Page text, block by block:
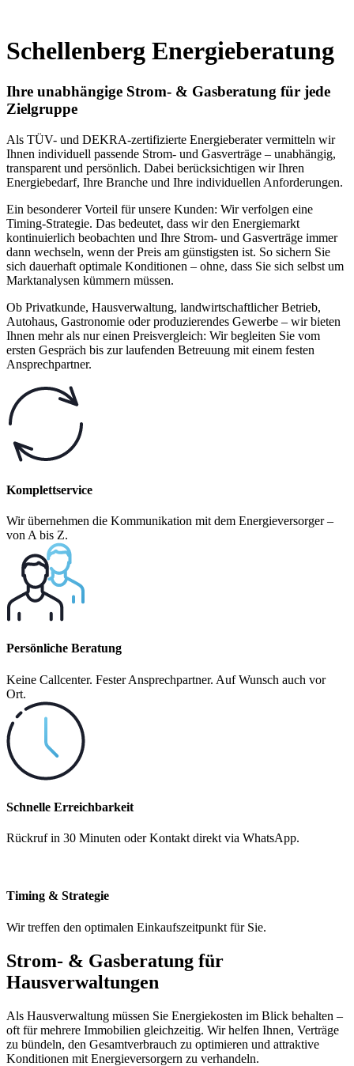
Schellenberg Energieberatung
Ihre unabhängige Strom- & Gasberatung für jede
Zielgruppe
Als TÜV- und DEKRA-zertifizierte Energieberater vermitteln wir
Ihnen individuell passende Strom- und Gasverträge – unabhängig,
transparent und persönlich. Dabei berücksichtigen wir Ihren
Energiebedarf, Ihre Branche und Ihre individuellen Anforderungen.
Ein besonderer Vorteil für unsere Kunden: Wir verfolgen eine
Timing-Strategie. Das bedeutet, dass wir den Energiemarkt
kontinuierlich beobachten und Ihre Strom- und Gasverträge immer
dann wechseln, wenn der Preis am günstigsten ist. So sichern Sie
sich dauerhaft optimale Konditionen – ohne, dass Sie sich selbst um
Marktanalysen kümmern müssen.
Ob Privatkunde, Hausverwaltung, landwirtschaftlicher Betrieb,
Autohaus, Gastronomie oder produzierendes Gewerbe – wir bieten
Ihnen mehr als nur einen Preisvergleich: Wir begleiten Sie vom
ersten Gespräch bis zur laufenden Betreuung mit einem festen
Ansprechpartner.
Komplettservice
Wir übernehmen die Kommunikation mit dem Energieversorger –
von A bis Z.
Persönliche Beratung
Keine Callcenter. Fester Ansprechpartner. Auf Wunsch auch vor
Ort.
Schnelle Erreichbarkeit
Rückruf in 30 Minuten oder Kontakt direkt via WhatsApp.
Timing & Strategie
Wir treffen den optimalen Einkaufszeitpunkt für Sie.
Strom- & Gasberatung für
Hausverwaltungen
Als Hausverwaltung müssen Sie Energiekosten im Blick behalten –
oft für mehrere Immobilien gleichzeitig. Wir helfen Ihnen, Verträge
zu bündeln, den Gesamtverbrauch zu optimieren und attraktive
Konditionen mit Energieversorgern zu verhandeln.